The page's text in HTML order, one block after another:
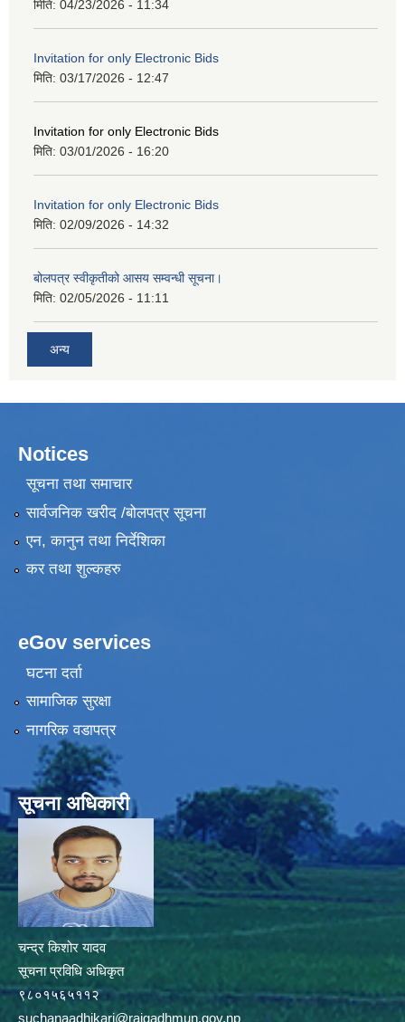
मिति: 04/23/2026 - 11:34
Invitation for only Electronic Bids
मिति: 03/17/2026 - 12:47
Invitation for only Electronic Bids
मिति: 03/01/2026 - 16:20
Invitation for only Electronic Bids
मिति: 02/09/2026 - 14:32
बोलपत्र स्वीकृतीको आसय सम्वन्धी सूचना।
मिति: 02/05/2026 - 11:11
अन्य
Notices
सूचना तथा समाचार
सार्वजनिक खरीद /बोलपत्र सूचना
एन, कानुन तथा निर्देशिका
कर तथा शुल्कहरु
eGov services
घटना दर्ता
सामाजिक सुरक्षा
नागरिक वडापत्र
सूचना अधिकारी
चन्द्र किशोर यादव
सूचना प्रविधि अधिकृत
९८०१५६५११२
suchanaadhikari@rajgadhmun.gov.np